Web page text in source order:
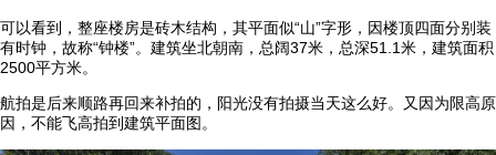
可以看到，整座楼房是砖木结构，其平面似“山”字形，因楼顶四面分别装
有时钟，故称“钟楼”。建筑坐北朝南，总阔37米，总深51.1米，建筑面积
2500平方米。
航拍是后来顺路再回来补拍的，阳光没有拍摄当天这么好。又因为限高原
因，不能飞高拍到建筑平面图。